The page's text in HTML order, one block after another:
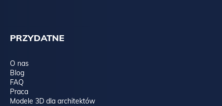
PRZYDATNE
O nas
Blog
FAQ
Praca
Modele 3D dla architektów